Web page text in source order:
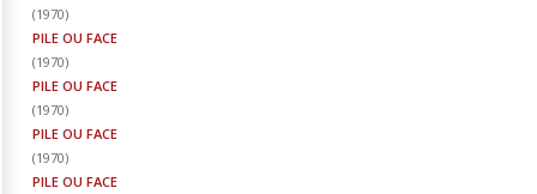
(1970)
PILE OU FACE
(1970)
PILE OU FACE
(1970)
PILE OU FACE
(1970)
PILE OU FACE